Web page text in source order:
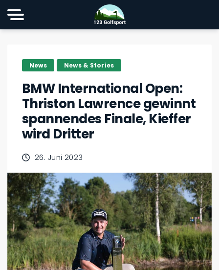
News News & Stories
BMW International Open:
Thriston Lawrence gewinnt
spannendes Finale, Kieffer
wird Dritter
26. Juni 2023